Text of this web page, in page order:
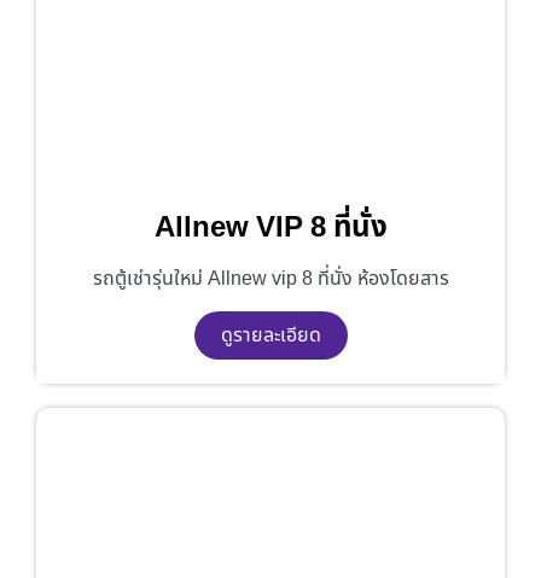
Allnew VIP 8 ที่นั่ง
รถตู้เช่ารุ่นใหม่ Allnew vip 8 ที่นั่ง ห้องโดยสาร
ดูรายละเอียด